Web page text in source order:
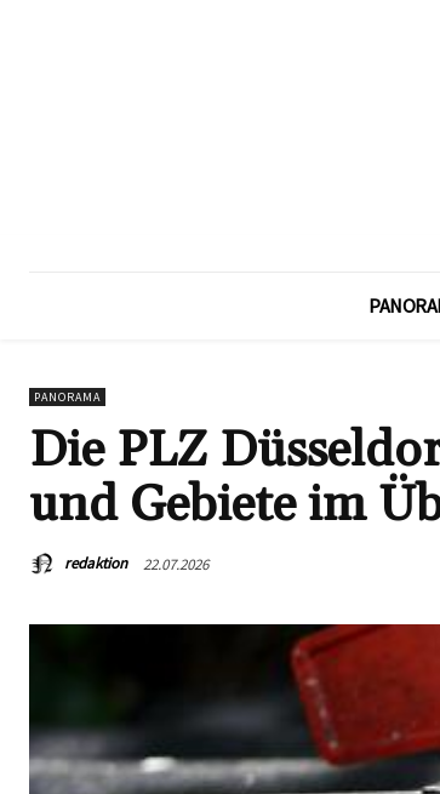
PANORAMA
Die PLZ
und Gebiete im
redaktion 22.07.2026